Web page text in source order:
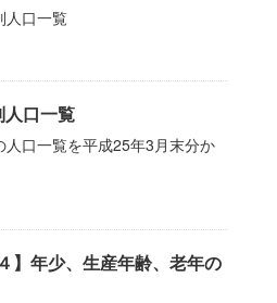
人口一覧
口一覧
口一覧を平成25年3月末分か
】年少、生産年齢、老年の